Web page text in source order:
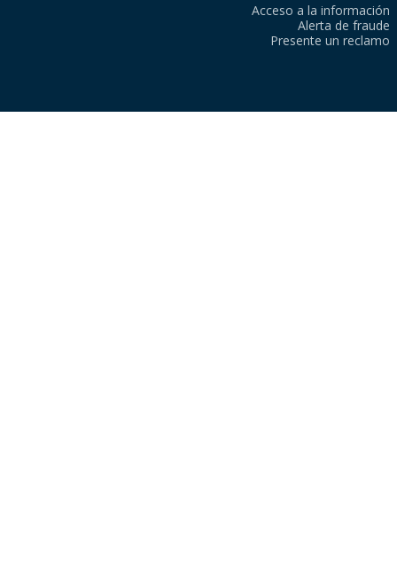
Acceso a la información
Alerta de fraude
Presente un reclamo